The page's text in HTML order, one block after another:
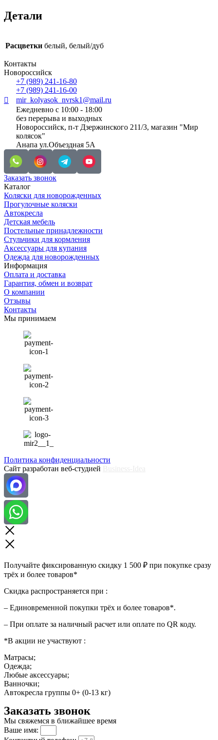
Детали
Расцветки белый, белый/дуб
Контакты
Новороссийск
+7 (989) 241-16-80
+7 (989) 241-16-00
mir_kolyasok_nvrsk1@mail.ru
Ежедневно с 10:00 - 18:00
без перерыва и выходных
Новороссийск, п-т Дзержинского 211/3, магазин "Мир
колясок"
Анапа ул.Объездная 5А
Заказать звонок
Каталог
Коляски для новорожденных
Прогулочные коляски
Автокресла
Детская мебель
Постельные принадлежности
Стульчики для кормления
Аксессуары для купания
Одежда для новорожденных
Информация
Оплата и доставка
Гарантия, обмен и возврат
О компании
Отзывы
Контакты
Мы принимаем
Политика конфиденциальности
Сайт разработан веб-студией
Получайте фиксированную скидку 1 500 ₽ при покупке сразу
трёх и более товаров*
Скидка распространяется при :
– Единовременной покупки трёх и более товаров*.
– При оплате за наличный расчет или оплате по QR коду.
*В акции не участвуют :
Матрасы;
Одежда;
Любые аксессуары;
Ванночки;
Автокресла группы 0+ (0-13 кг)
Заказать звонок
Мы свяжемся в ближайшее время
Ваше имя: